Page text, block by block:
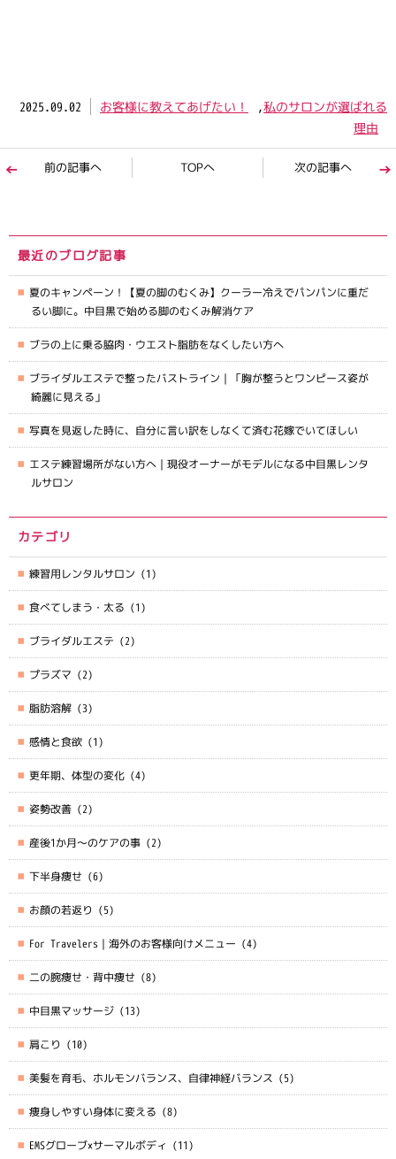
2025.09.02 お客様に教えてあげたい！ ,私のサロンが選ばれる
理由
前の記事へ TOPへ 次の記事へ
最近のブログ記事
夏のキャンペーン！【夏の脚のむくみ】クーラー冷えでパンパンに重だ
るい脚に。中目黒で始める脚のむくみ解消ケア
ブラの上に乗る脇肉・ウエスト脂肪をなくしたい方へ
ブライダルエステで整ったバストライン｜「胸が整うとワンピース姿が
綺麗に見える」
写真を見返した時に、自分に言い訳をしなくて済む花嫁でいてほしい
エステ練習場所がない方へ｜現役オーナーがモデルになる中目黒レンタ
ルサロン
カテゴリ
練習用レンタルサロン (1)
食べてしまう・太る (1)
ブライダルエステ (2)
プラズマ (2)
脂肪溶解 (3)
感情と食欲 (1)
更年期、体型の変化 (4)
姿勢改善 (2)
産後1か月～のケアの事 (2)
下半身痩せ (6)
お顔の若返り (5)
For Travelers｜海外のお客様向けメニュー (4)
二の腕痩せ・背中痩せ (8)
中目黒マッサージ (13)
肩こり (10)
美髪を育毛、ホルモンバランス、自律神経バランス (5)
痩身しやすい身体に変える (8)
EMSグローブ×サーマルボディ (11)